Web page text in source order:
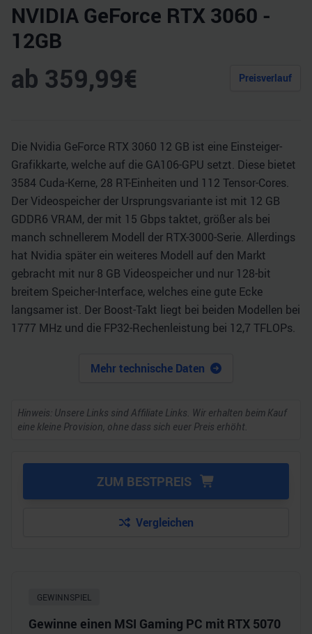
NVIDIA GeForce RTX 3060 -
12GB
ab 359,99€ Preisverlauf
Die Nvidia GeForce RTX 3060 12 GB ist eine Einsteiger-
Grafikkarte, welche auf die GA106-GPU setzt. Diese bietet
3584 Cuda-Kerne, 28 RT-Einheiten und 112 Tensor-Cores.
Der Videospeicher der Ursprungsvariante ist mit 12 GB
GDDR6 VRAM, der mit 15 Gbps taktet, größer als bei
manch schnellerem Modell der RTX-3000-Serie. Allerdings
hat Nvidia später ein weiteres Modell auf den Markt
gebracht mit nur 8 GB Videospeicher und nur 128-bit
breitem Speicher-Interface, welches eine gute Ecke
langsamer ist. Der Boost-Takt liegt bei beiden Modellen bei
1777 MHz und die FP32-Rechenleistung bei 12,7 TFLOPs.
Mehr technische Daten
Hinweis: Unsere Links sind Affiliate Links. Wir erhalten beim Kauf
eine kleine Provision, ohne dass sich euer Preis erhöht.
ZUM BESTPREIS
Vergleichen
GEWINNSPIEL
Gewinne einen MSI Gaming PC mit RTX 5070